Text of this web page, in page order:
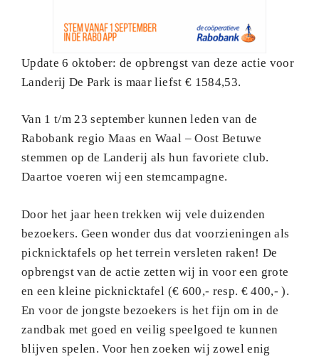
Update 6 oktober: de opbrengst van deze actie voor
Landerij De Park is maar liefst € 1584,53.
Van 1 t/m 23 september kunnen leden van de
Rabobank regio Maas en Waal – Oost Betuwe
stemmen op de Landerij als hun favoriete club.
Daartoe voeren wij een stemcampagne.
Door het jaar heen trekken wij vele duizenden
bezoekers. Geen wonder dus dat voorzieningen als
picknicktafels op het terrein versleten raken! De
opbrengst van de actie zetten wij in voor een grote
en een kleine picknicktafel (€ 600,- resp. € 400,- ).
En voor de jongste bezoekers is het fijn om in de
zandbak met goed en veilig speelgoed te kunnen
blijven spelen. Voor hen zoeken wij zowel enig